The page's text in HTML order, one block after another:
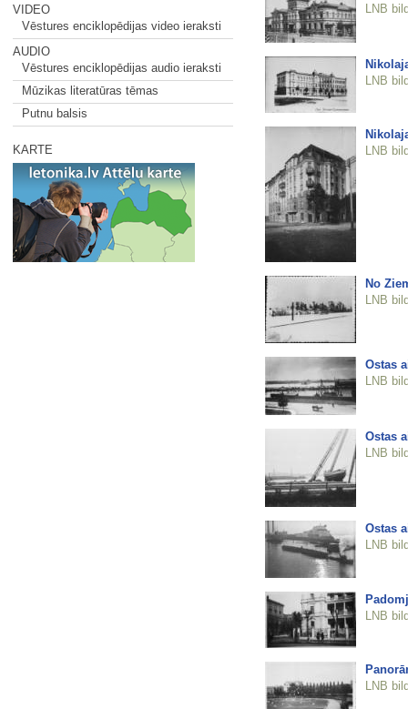
VIDEO
Vēstures enciklopēdijas video ieraksti
AUDIO
Vēstures enciklopēdijas audio ieraksti
Mūzikas literatūras tēmas
Putnu balsis
KARTE
LNB
LNB
LNB
No
LNB
Ostas
LNB
Ostas
LNB
Ostas
LNB
LNB
LNB